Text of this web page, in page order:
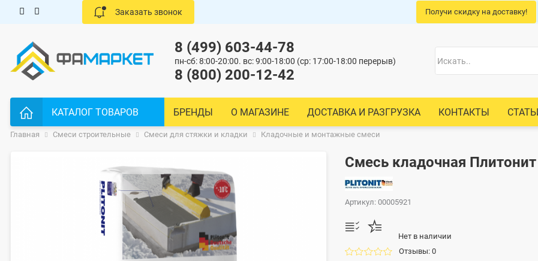
Заказать звонок Получи скидку на доставку!
8 (499) 603-44-78
пн-сб: 8:00-20:00. вс: 9:00-18:00 (ср: 17:00-18:00 перерыв)
8 (800) 200-12-42
КАТАЛОГ ТОВАРОВ БРЕНДЫ О МАГАЗИНЕ ДОСТАВКА И РАЗГРУЗКА КОНТАКТЫ
Главная Смеси строительные Смеси для стяжки и кладки Кладочные и монтажные смеси
Смесь кладочная
Артикул:00005921
Нет в наличии
Отзывы: 0